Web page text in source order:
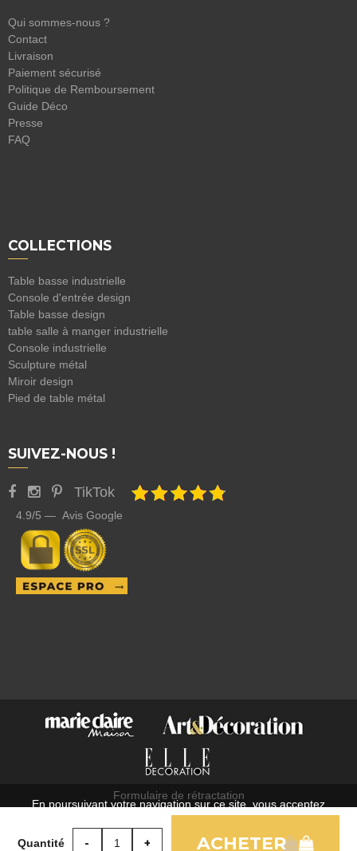
Quantité
Qui sommes-nous ?
Contact
Livraison
Paiement sécurisé
Politique de Remboursement
Guide Déco
Presse
FAQ
COLLECTIONS
Table basse industrielle
Console d'entrée design
Table basse design
table salle à manger industrielle
Console industrielle
Sculpture métal
Miroir design
Pied de table métal
SUIVEZ-NOUS !
TikTok
4.9/5 — Avis Google
Formulaire de rétractation
C.G.V.
Mentions légales
En poursuivant votre navigation sur ce site, vous acceptez